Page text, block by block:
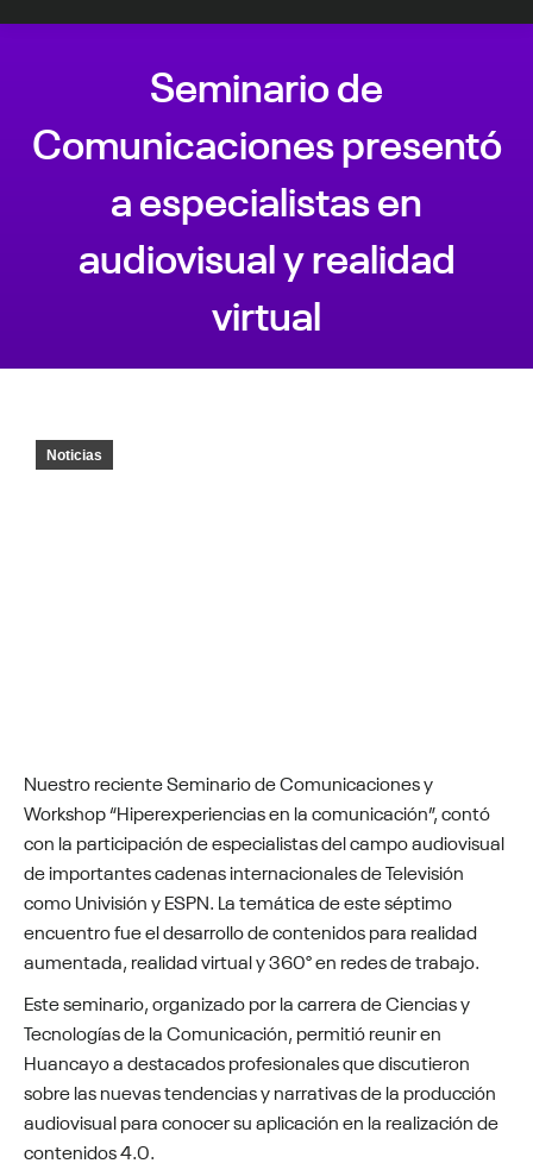
Seminario de
Comunicaciones presentó
a especialistas en
audiovisual y realidad
virtual
Noticias
Nuestro reciente Seminario de Comunicaciones y
Workshop “Hiperexperiencias en la comunicación”, contó
con la participación de especialistas del campo audiovisual
de importantes cadenas internacionales de Televisión
como Univisión y ESPN. La temática de este séptimo
encuentro fue el desarrollo de contenidos para realidad
aumentada, realidad virtual y 360° en redes de trabajo.
Este seminario, organizado por la carrera de Ciencias y
Tecnologías de la Comunicación, permitió reunir en
Huancayo a destacados profesionales que discutieron
sobre las nuevas tendencias y narrativas de la producción
audiovisual para conocer su aplicación en la realización de
contenidos 4.0.